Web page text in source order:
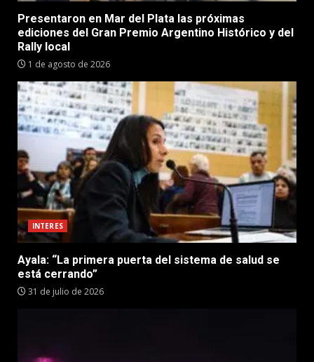
Presentaron en Mar del Plata las próximas
ediciones del Gran Premio Argentino Histórico y del
Rally local
1 de agosto de 2026
INTERES
Ayala: “La primera puerta del sistema de salud se
está cerrando”
31 de julio de 2026